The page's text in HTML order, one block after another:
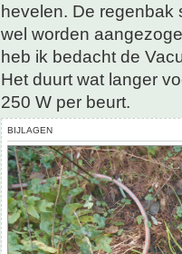
hevelen. De regenbak
wel worden
heb ik bedacht de
Het duurt wat langer
250 W per beurt.
BIJLAGEN